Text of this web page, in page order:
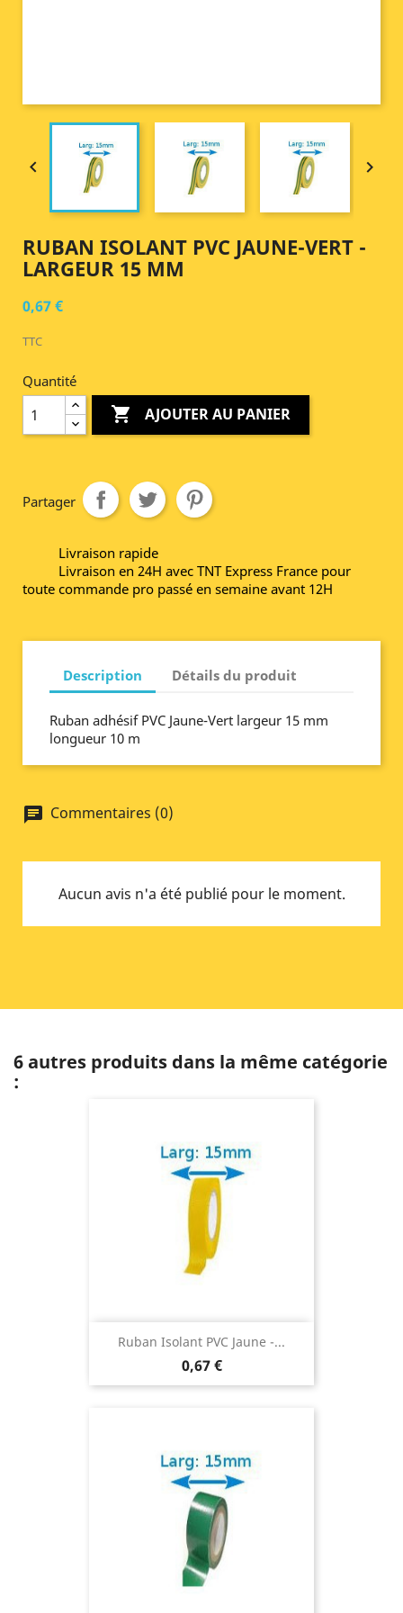
 
RUBAN ISOLANT PVC JAUNE-VERT -
LARGEUR 15 MM
0,67 €
TTC
Quantité
 AJOUTER AU PANIER
Partager
Livraison rapide
Livraison en 24H avec TNT Express France pour
toute commande pro passé en semaine avant 12H
Description Détails du produit
Ruban adhésif PVC Jaune-Vert largeur 15 mm
longueur 10 m
chat Commentaires (0)
Aucun avis n'a été publié pour le moment.
6 autres produits dans la même catégorie
:
Ruban Isolant PVC Jaune -...
0,67 €